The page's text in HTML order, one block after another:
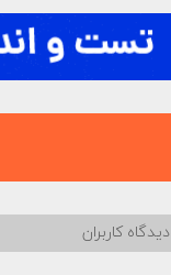
دیدگاه کاربران